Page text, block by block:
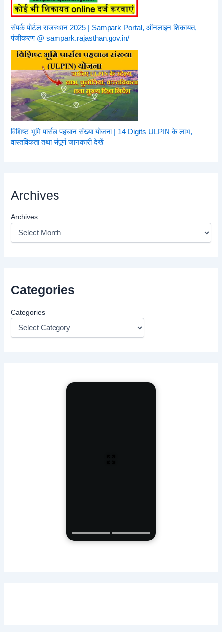
संपर्क पोर्टल राजस्थान 2025 | Sampark Portal, ऑनलाइन शिकायत,
पंजीकरण @ sampark.rajasthan.gov.in/
विशिष्ट भूमि पार्सल पहचान संख्या योजना | 14 Digits ULPIN के लाभ,
वास्तविकता तथा संपूर्ण जानकारी देखें
Archives
Archives
Categories
Categories